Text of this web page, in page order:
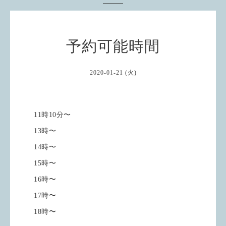
予約可能時間
2020-01-21 (火)
11時10分〜
13時〜
14時〜
15時〜
16時〜
17時〜
18時〜